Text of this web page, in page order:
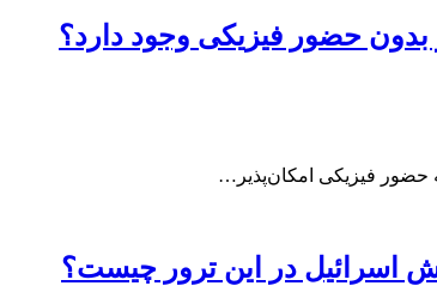
بدون حضور فیزیکی وجود دارد؟
حضور فیزیکی امکان‌پذیر…
اسرائیل در این ترور چیست؟